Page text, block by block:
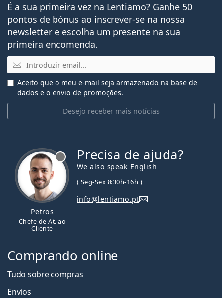
É a sua primeira vez na Lentiamo? Ganhe 50
pontos de bónus ao inscrever-se na nossa
newsletter e escolha um presente na sua
primeira encomenda.
Email
Desejo receber mais notícias
Aceito que o meu e-mail seja armazenado na base de
dados e o envio de promoções.
Petros
Chefe de At. ao
Cliente
Precisa de ajuda?
We also speak English
( Seg-Sex 8:30h-16h )
info@lentiamo.pt
Comprando online
Tudo sobre compras
Envios